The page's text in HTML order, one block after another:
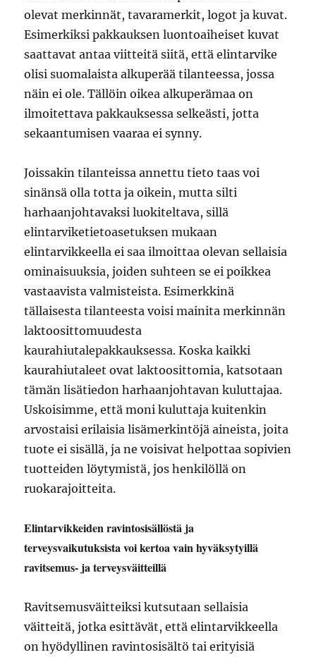
olevat merkinnät, tavaramerkit, logot ja kuvat.
Esimerkiksi pakkauksen luontoaiheiset kuvat
saattavat antaa viitteitä siitä, että elintarvike
olisi suomalaista alkuperää tilanteessa, jossa
näin ei ole. Tällöin oikea alkuperämaa on
ilmoitettava pakkauksessa selkeästi, jotta
sekaantumisen vaaraa ei synny.
Joissakin tilanteissa annettu tieto taas voi
sinänsä olla totta ja oikein, mutta silti
harhaanjohtavaksi luokiteltava, sillä
elintarviketietoasetuksen mukaan
elintarvikkeella ei saa ilmoittaa olevan sellaisia
ominaisuuksia, joiden suhteen se ei poikkea
vastaavista valmisteista. Esimerkkinä
tällaisesta tilanteesta voisi mainita merkinnän
laktoosittomuudesta
kaurahiutalepakkauksessa. Koska kaikki
kaurahiutaleet ovat laktoosittomia, katsotaan
tämän lisätiedon harhaanjohtavan kuluttajaa.
Uskoisimme, että moni kuluttaja kuitenkin
arvostaisi erilaisia lisämerkintöjä aineista, joita
tuote ei sisällä, ja ne voisivat helpottaa sopivien
tuotteiden löytymistä, jos henkilöllä on
ruokarajoitteita.
Elintarvikkeiden ravintosisällöstä ja
terveysvaikutuksista voi kertoa vain hyväksytyillä
ravitsemus- ja terveysväitteillä
Ravitsemusväitteiksi kutsutaan sellaisia
väitteitä, jotka esittävät, että elintarvikkeella
on hyödyllinen ravintosisältö tai erityisiä